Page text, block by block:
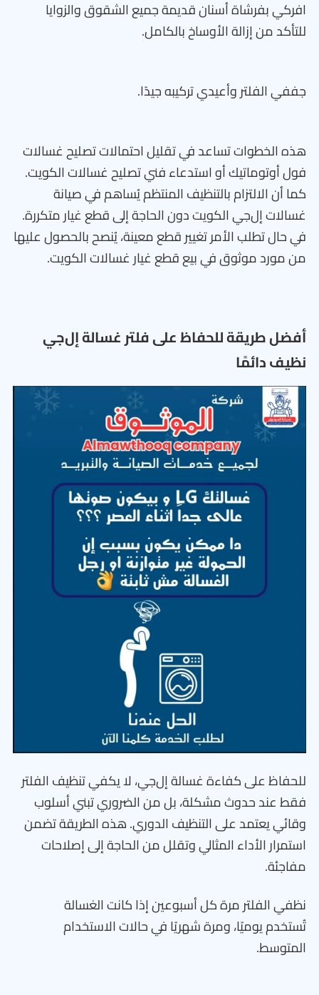
افركي بفرشاة أسنان قديمة جميع الشقوق والزوايا
للتأكد من إزالة الأوساخ بالكامل.
جففي الفلتر وأعيدي تركيبه جيدًا.
هذه الخطوات تساعد في تقليل احتمالات تصليح غسالات
فول أوتوماتيك أو استدعاء فني تصليح غسالات الكويت.
كما أن الالتزام بالتنظيف المنتظم يُساهم في صيانة
غسالات إل‌جي الكويت دون الحاجة إلى قطع غيار متكررة.
في حال تطلب الأمر تغيير قطع معينة، يُنصح بالحصول عليها
من مورد موثوق في بيع قطع غيار غسالات الكويت.
أفضل طريقة للحفاظ على فلتر غسالة إل‌جي
نظيف دائمًا
للحفاظ على كفاءة غسالة إل‌جي، لا يكفي تنظيف الفلتر
فقط عند حدوث مشكلة، بل من الضروري تبني أسلوب
وقائي يعتمد على التنظيف الدوري. هذه الطريقة تضمن
استمرار الأداء المثالي وتقلل من الحاجة إلى إصلاحات
مفاجئة.
نظفي الفلتر مرة كل أسبوعين إذا كانت الغسالة
تُستخدم يوميًا، ومرة شهريًا في حالات الاستخدام
المتوسط.